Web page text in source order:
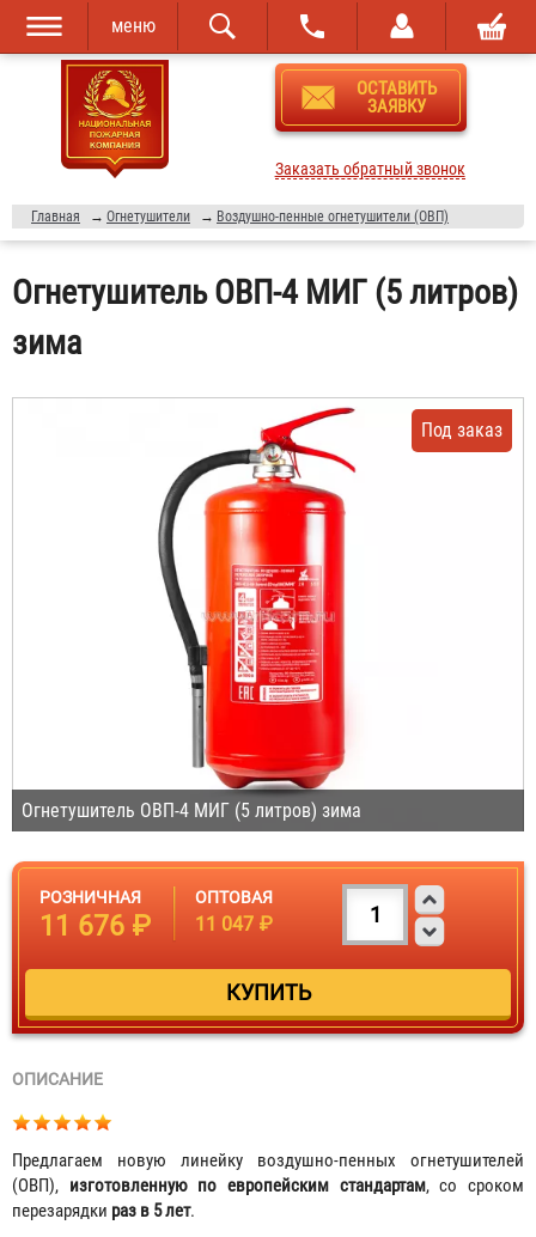
Перейти к
основному
содержанию
Skip to
navigation
меню
ОСТАВИТЬ
ЗАЯВКУ
Заказать обратный звонок
Главная → Огнетушители → Воздушно-пенные огнетушители (ОВП)
Огнетушитель ОВП-4 МИГ (5 литров)
зима
Огнетушитель ОВП-4 МИГ (5 литров) зима
Под заказ
РОЗНИЧНАЯ
11 676 ₽
ОПТОВАЯ
11 047 ₽
ОПИСАНИЕ
Предлагаем новую линейку воздушно-пенных огнетушителей
(ОВП), изготовленную по европейским стандартам, со сроком
перезарядки раз в 5 лет.